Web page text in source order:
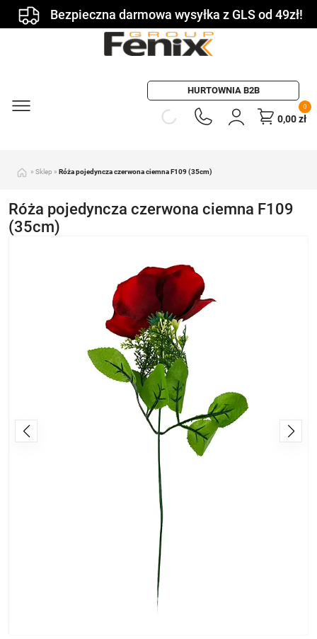
Bezpieczna darmowa wysyłka z GLS od 49zł!
HURTOWNIA B2B
0
0,00zł
» Sklep » Róża pojedyncza czerwona ciemna F109 (35cm)
Róża pojedyncza czerwona ciemna F109
(35cm)